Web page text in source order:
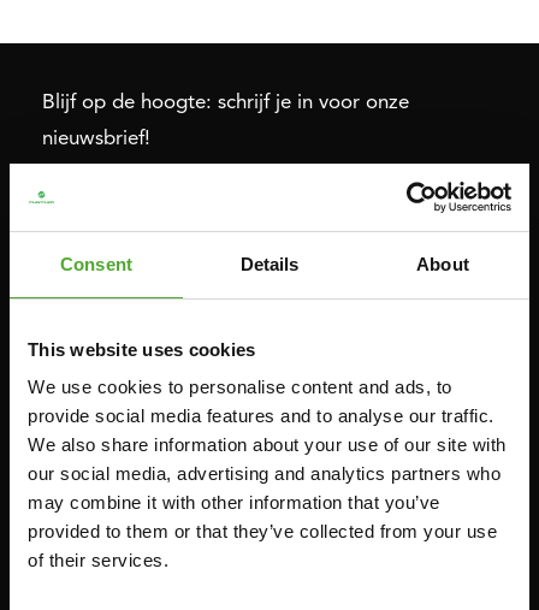
Consent Details About
This website uses cookies
We use cookies to personalise content and ads, to
provide social media features and to analyse our traffic.
We also share information about your use of our site with
our social media, advertising and analytics partners who
may combine it with other information that you’ve
provided to them or that they’ve collected from your use
of their services.
Blijf op de hoogte: schrijf je in voor onze
nieuwsbrief!
HOMETRAINERS
CROSSTRAINERS
SPRINTER BIKES
ROEITRAINERS
LOOPBANDEN
POWER TOWERS
VLAKKE BANKEN
KRACHT STATIONS
SMITH MACHINES
PULLEY STATIONS
VERSTELBARE BANKEN